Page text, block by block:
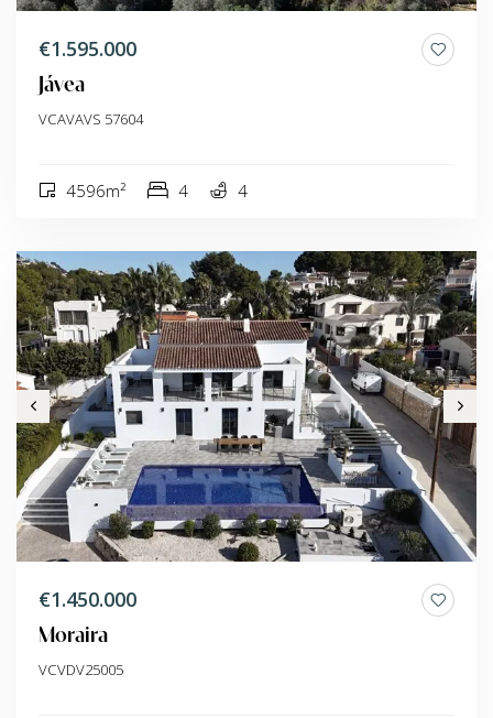
€1.595.000
Jávea
VCAVAVS 57604
4596m² 4 4
€1.450.000
Moraira
VCVDV25005